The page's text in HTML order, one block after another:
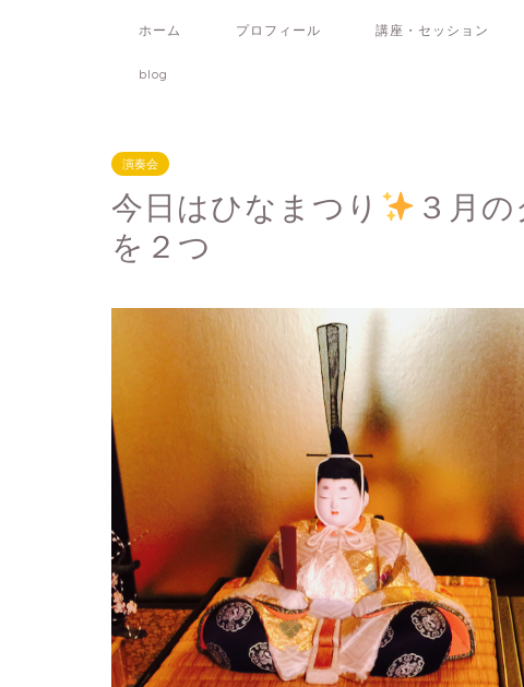
ホーム プロフィール 講座・セッション
blog
演奏会
今日はひなまつり
３月
を２つ